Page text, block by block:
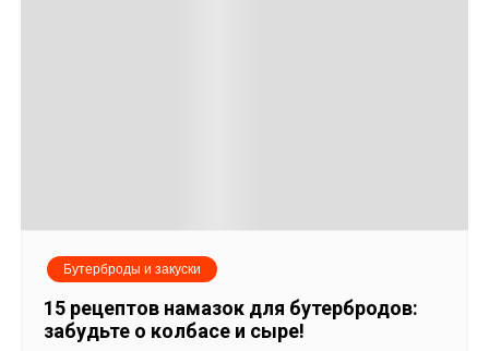
Бутерброды и закуски
15 рецептов намазок для бутербродов:
забудьте о колбасе и сыре!